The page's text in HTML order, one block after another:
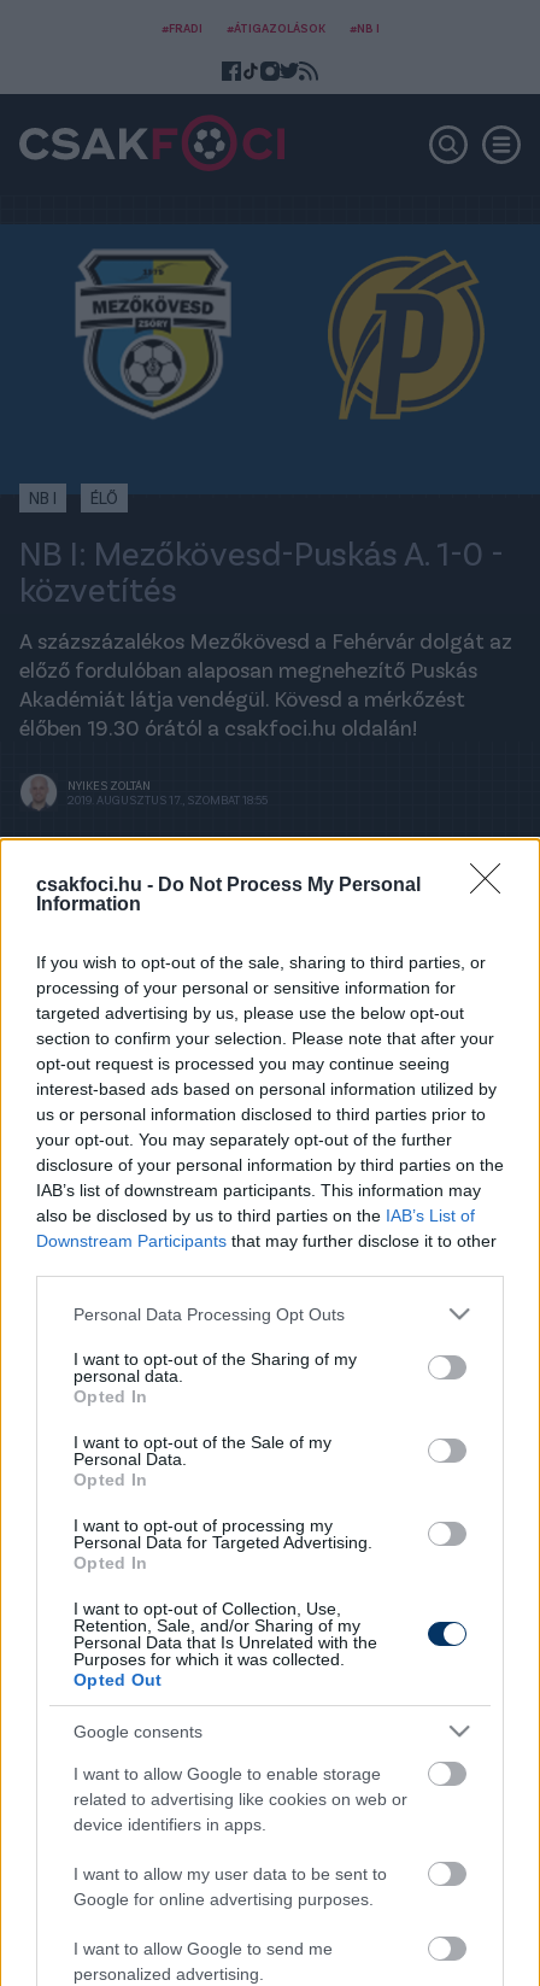
csakfoci.hu - Do Not Process My Personal
Information
If you wish to opt-out of the sale, sharing to third parties, or
processing of your personal or sensitive information for
targeted advertising by us, please use the below opt-out
section to confirm your selection. Please note that after your
opt-out request is processed you may continue seeing
interest-based ads based on personal information utilized by
us or personal information disclosed to third parties prior to
your opt-out. You may separately opt-out of the further
disclosure of your personal information by third parties on the
IAB’s list of downstream participants. This information may
also be disclosed by us to third parties on the IAB’s List of
Downstream Participants that may further disclose it to other
Please note that this website/app uses one or more Google
not limited to your visit or usage behaviour. You may click to
grant or deny consent to Google and its third-party tags to
use your data for below specified purposes in below Google
consent section.
Personal Data Processing Opt Outs
I want to opt-out of the Sharing of my
personal data.
Opted In
I want to opt-out of the Sale of my
Personal Data.
Opted In
I want to opt-out of processing my
Personal Data for Targeted Advertising.
Opted In
I want to opt-out of Collection, Use,
Retention, Sale, and/or Sharing of my
Personal Data that Is Unrelated with the
Purposes for which it was collected.
Opted Out
Google consents
I want to allow Google to enable storage
related to advertising like cookies on web or
device identifiers in apps.
I want to allow my user data to be sent to
Google for online advertising purposes.
I want to allow Google to send me
personalized advertising.
#FRADI #ÁTIGAZOLÁSOK #NB I
NB I ÉLŐ
NB I: Mezőkövesd-Puskás A. 1-0 -
közvetítés
A százszázalékos Mezőkövesd a Fehérvár dolgát az
előző fordulóban alaposan megnehezítő Puskás
Akadémiát látja vendégül. Kövesd a mérkőzést
élőben 19.30 órától a csakfoci.hu oldalán!
NYIKES ZOLTÁN
2019. AUGUSZTUS 17., SZOMBAT 18:55
A legfrissebb hírekért kövess minket a
A közvetítés betöltése néhány másodpercet
igénybe vehet!
Last Updated: 19:18
1 0
0 5 10 15 20 25 30 35 40 45 0 5 10 15 20
Vége
1-0-ra nyert a Mezőkövesd Cseri bombagóljával.
Hosszabbítás
Három perc a ráadás.